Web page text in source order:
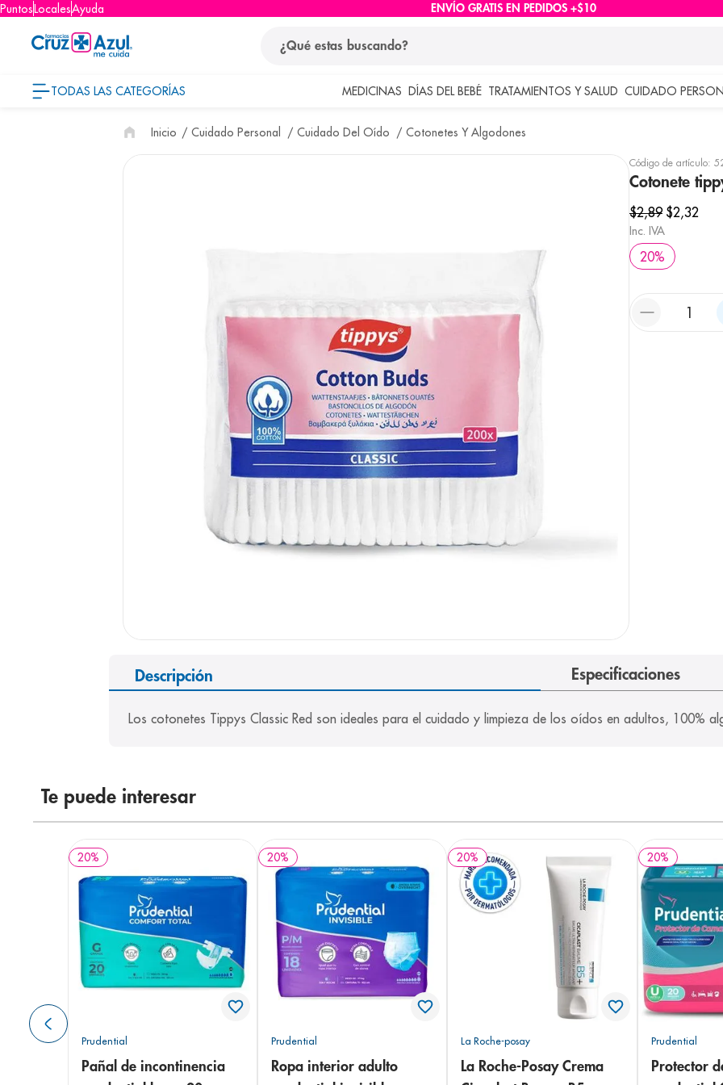
PuntosLocalesAyuda ENVÍO GRATIS EN PEDIDOS +$10
TODAS LAS CATEGORÍAS MEDICINAS DÍAS DEL BEBÉ TRATAMIENTOS Y SALUD CUIDADO
Cuidado Personal Cuidado Del Oído Cotonetes Y Algodones
Código de artículo:
Cotonete
$2,89 $2,32
Inc. IVA
20%
Descripción Especificaciones
Los cotonetes Tippys Classic Red son ideales para el cuidado y limpieza de los oídos en adultos, 100%
Te puede interesar
20%
Prudential
Pañal de incontinencia
20%
Prudential
Ropa interior adulto
20%
La Roche-posay
La Roche-Posay Crema
20%
Prudential
Protector
términos más buscados
. protector solar
shampoo
pediasure
10 prueba embarazo